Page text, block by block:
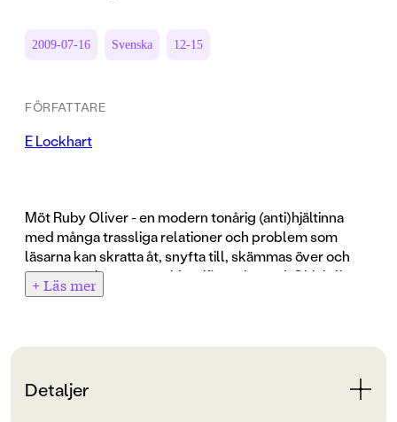
2009-07-16 Svenska 12-15
FÖRFATTARE
E Lockhart
Möt Ruby Oliver - en modern tonårig (anti)hjältinna
med många trassliga relationer och problem som
läsarna kan skratta åt, snyfta till, skämmas över och
garanterat kommer att identifiera sig med. Chick-lit när
den är som bäst!
som det kunde ha blivit nåt med och de som aldrig ens
1. Adam (men han räknas inte)
2. Finn (men det var bara vad folk trodde)
+ Läs mer
Detaljer